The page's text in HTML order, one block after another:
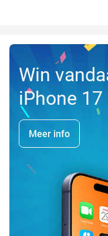
Win
iPhone 17
Meer info